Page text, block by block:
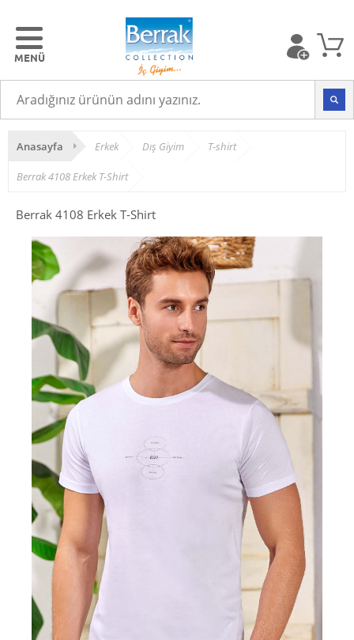
Anasayfa Erkek Dış Giyim T-shirt
Berrak 4108 Erkek T-Shirt
Berrak 4108 Erkek T-Shirt